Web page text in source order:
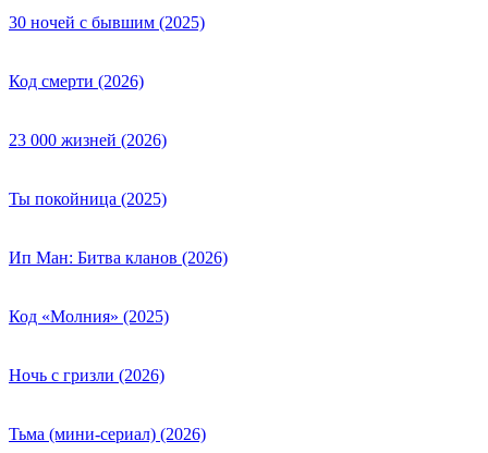
30 ночей с бывшим (2025)
Код смерти (2026)
23 000 жизней (2026)
Ты покойница (2025)
Ип Ман: Битва кланов (2026)
Код «Молния» (2025)
Ночь с гризли (2026)
Тьма (мини-сериал) (2026)